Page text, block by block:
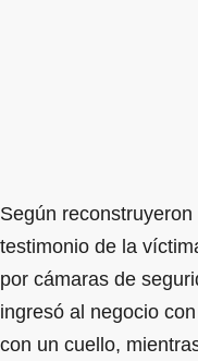
Según
testimonio de la
por cámaras de
ingresó al negocio
con un cuello,